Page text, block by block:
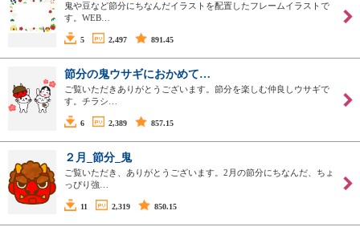
鬼や豆など節分にちなんだイラストを配置したフレームイラストで
す。WEB…
5 2,497 891.45
節分の鬼ウサギにおかめて…
ご覧いただきありがとうございます。節分を楽しむ仲良しウサギで
す。チラシ…
6 2,389 857.15
２月_節分_鬼
ご覧いただき、ありがとうございます。2月の節分にちなんだ、ちょ
っぴり強…
11 2,319 850.15